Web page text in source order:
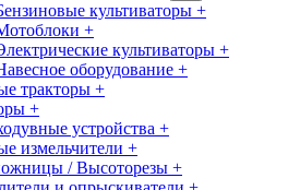
культиваторы +
+
культиваторы +
оборудование +
тракторы +
+
устройства +
измельчители +
/ Высоторезы +